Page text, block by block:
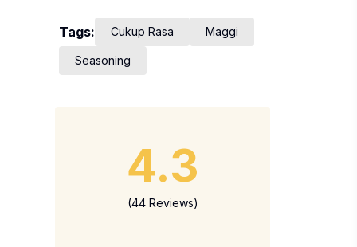
Tags: Cukup Rasa Maggi
Seasoning
4.3
(44 Reviews)